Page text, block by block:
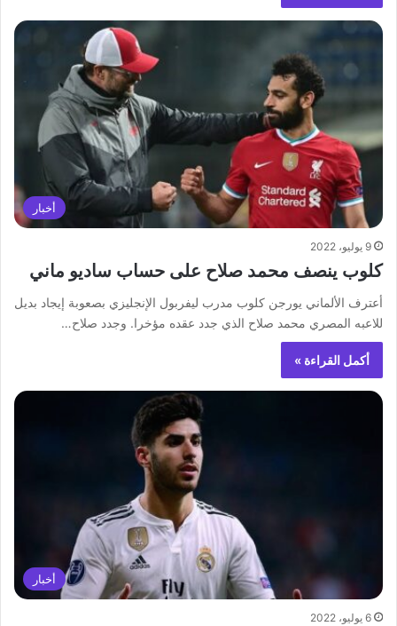
أخبار
9 يوليو، 2022
كلوب ينصف محمد صلاح على حساب ساديو ماني
أعترف ‏الألماني يورجن كلوب ‎مدرب ‎ليفربول الإنجليزي بصعوبة إيجاد بديل
للاعبه المصري ‎محمد صلاح الذي جدد عقده مؤخرا. ‏‎وجدد صلاح…
أكمل القراءة »
أخبار
6 يوليو، 2022